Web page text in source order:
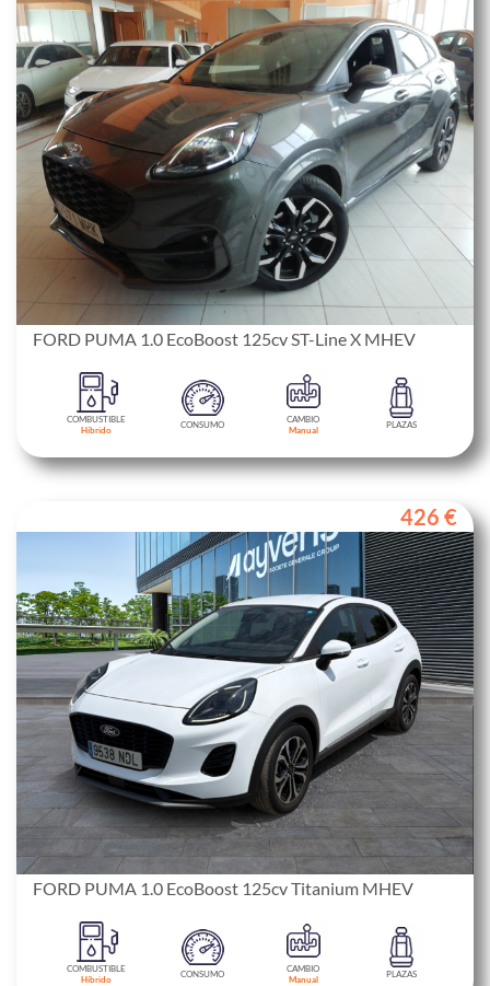
FORD PUMA 1.0 EcoBoost 125cv ST-Line X MHEV
COMBUSTIBLE
Híbrido
CONSUMO
CAMBIO
Manual
PLAZAS
426 €
FORD PUMA 1.0 EcoBoost 125cv Titanium MHEV
COMBUSTIBLE
Híbrido
CONSUMO
CAMBIO
Manual
PLAZAS